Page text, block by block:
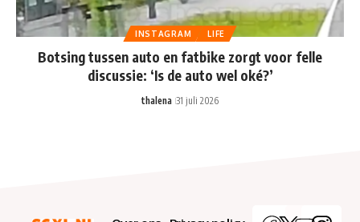
INSTAGRAM LIFE
Botsing tussen auto en fatbike zorgt voor felle
discussie: ‘Is de auto wel oké?’
thalena 31 juli 2026